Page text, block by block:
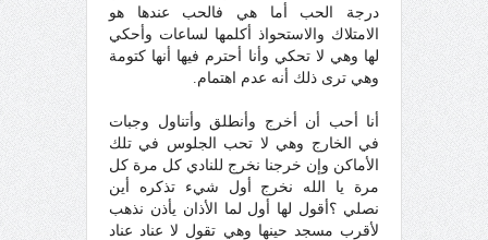
درجة الحب أما هي فالحب عندها هو
الامتلاك والاستحواذ أكلمها لساعات وأحكي
لها وهي لا تحكي وأنا أحترم فيها أنها كتومة
وهي ترى ذلك أنه عدم اهتمام.
أنا أحب أن أخرج وأنطلق وأتناول وجبات
في الخارج وهي لا تحب الجلوس في تلك
الأماكن وإن خرجنا نخرج للنادي كل مرة كل
مرة يا الله نخرج أول شيء تذكره أين
نصلي ؟أقول لها أول لما الأذان يأذن نذهب
لأقرب مسجد حينها وهي تقول لا عناد عناد